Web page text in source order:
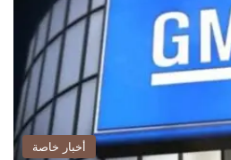
أخبار خاصة